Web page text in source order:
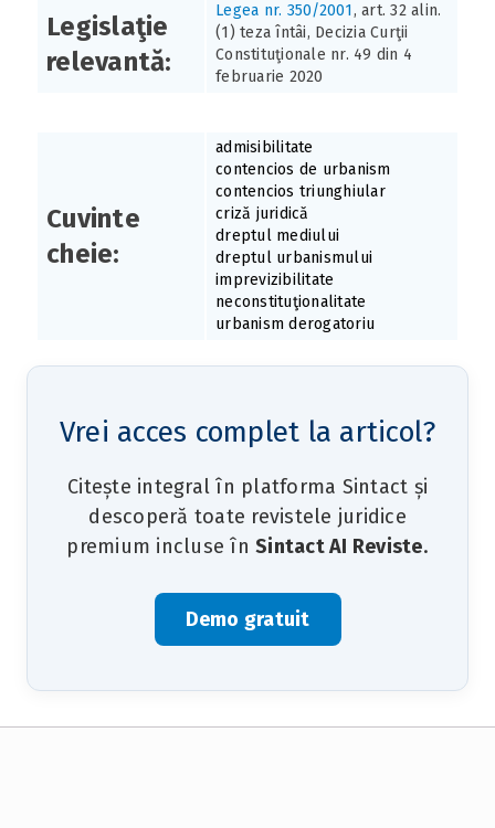
Legislaţie
relevantă:
Legea nr. 350/2001, art. 32 alin.
(1) teza întâi, Decizia Curţii
Constituţionale nr. 49 din 4
februarie 2020
Cuvinte
cheie:
admisibilitate
contencios de urbanism
contencios triunghiular
criză juridică
dreptul mediului
dreptul urbanismului
imprevizibilitate
neconstituţionalitate
urbanism derogatoriu
Vrei acces complet la articol?
Citește integral în platforma Sintact și
descoperă toate revistele juridice
premium incluse în Sintact AI Reviste.
Demo gratuit